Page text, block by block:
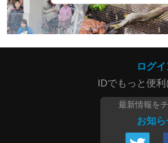
ログ
IDでもっと便利
最新情報を
お知ら